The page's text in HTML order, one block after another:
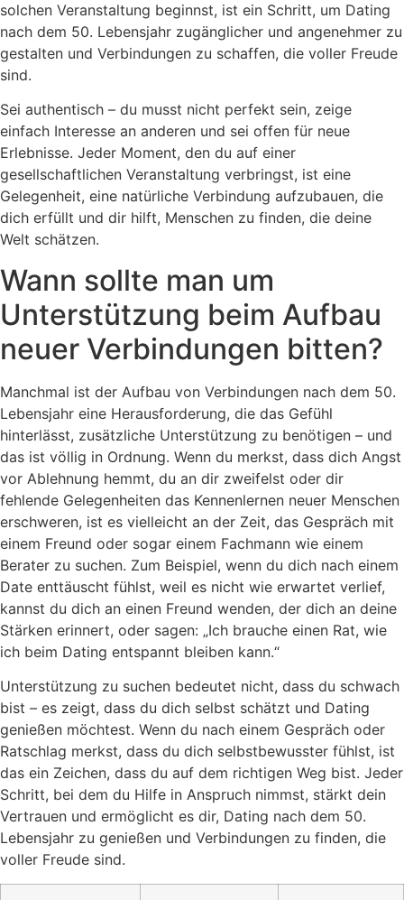
solchen Veranstaltung beginnst, ist ein Schritt, um Dating
nach dem 50. Lebensjahr zugänglicher und angenehmer zu
gestalten und Verbindungen zu schaffen, die voller Freude
sind.
Sei authentisch – du musst nicht perfekt sein, zeige
einfach Interesse an anderen und sei offen für neue
Erlebnisse. Jeder Moment, den du auf einer
gesellschaftlichen Veranstaltung verbringst, ist eine
Gelegenheit, eine natürliche Verbindung aufzubauen, die
dich erfüllt und dir hilft, Menschen zu finden, die deine
Welt schätzen.
Wann sollte man um
Unterstützung beim Aufbau
neuer Verbindungen bitten?
Manchmal ist der Aufbau von Verbindungen nach dem 50.
Lebensjahr eine Herausforderung, die das Gefühl
hinterlässt, zusätzliche Unterstützung zu benötigen – und
das ist völlig in Ordnung. Wenn du merkst, dass dich Angst
vor Ablehnung hemmt, du an dir zweifelst oder dir
fehlende Gelegenheiten das Kennenlernen neuer Menschen
erschweren, ist es vielleicht an der Zeit, das Gespräch mit
einem Freund oder sogar einem Fachmann wie einem
Berater zu suchen. Zum Beispiel, wenn du dich nach einem
Date enttäuscht fühlst, weil es nicht wie erwartet verlief,
kannst du dich an einen Freund wenden, der dich an deine
Stärken erinnert, oder sagen: „Ich brauche einen Rat, wie
ich beim Dating entspannt bleiben kann.“
Unterstützung zu suchen bedeutet nicht, dass du schwach
bist – es zeigt, dass du dich selbst schätzt und Dating
genießen möchtest. Wenn du nach einem Gespräch oder
Ratschlag merkst, dass du dich selbstbewusster fühlst, ist
das ein Zeichen, dass du auf dem richtigen Weg bist. Jeder
Schritt, bei dem du Hilfe in Anspruch nimmst, stärkt dein
Vertrauen und ermöglicht es dir, Dating nach dem 50.
Lebensjahr zu genießen und Verbindungen zu finden, die
voller Freude sind.